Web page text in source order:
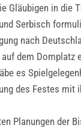
Gläubigen in die
Serbisch
nach
dem
es
des Festes mit
Planungen der